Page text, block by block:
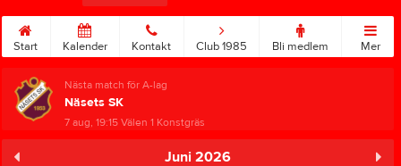
Start Kalender Kontakt Club 1985 Bli medlem Mer
Nästa match för A-lag
Näsets SK
7 aug, 19:15Välen 1 Konstgräs
Juni 2026